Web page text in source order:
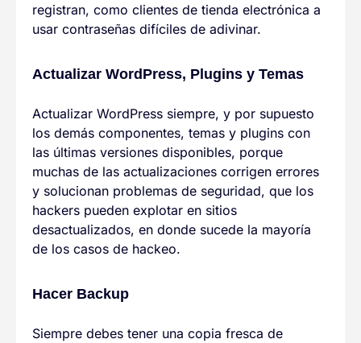
registran, como clientes de tienda electrónica a
usar contraseñas difíciles de adivinar.
Actualizar WordPress, Plugins y Temas
Actualizar WordPress siempre, y por supuesto
los demás componentes, temas y plugins con
las últimas versiones disponibles, porque
muchas de las actualizaciones corrigen errores
y solucionan problemas de seguridad, que los
hackers pueden explotar en sitios
desactualizados, en donde sucede la mayoría
de los casos de hackeo.
Hacer Backup
Siempre debes tener una copia fresca de